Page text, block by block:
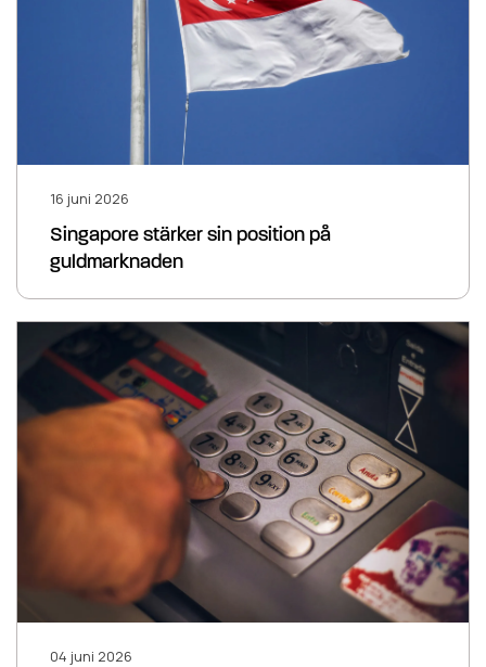
16 juni 2026
Singapore stärker sin position på
guldmarknaden
04 juni 2026